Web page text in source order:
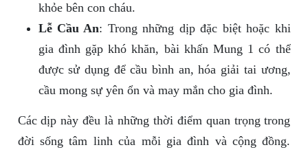
khỏe bên con cháu.
Lễ Cầu An: Trong những dịp đặc biệt hoặc khi
gia đình gặp khó khăn, bài khấn Mung 1 có thể
được sử dụng để cầu bình an, hóa giải tai ương,
cầu mong sự yên ổn và may mắn cho gia đình.
Các dịp này đều là những thời điểm quan trọng trong
đời sống tâm linh của mỗi gia đình và cộng đồng.